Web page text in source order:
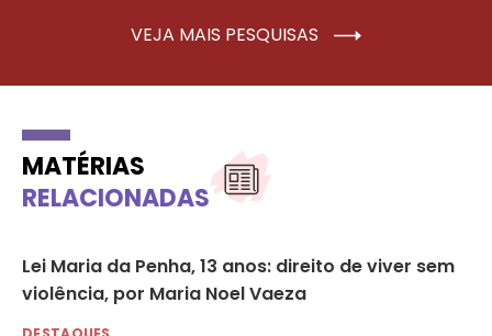
VEJA MAIS PESQUISAS
MATÉRIAS
RELACIONADAS
Lei Maria da Penha, 13 anos: direito de viver sem
violência, por Maria Noel Vaeza